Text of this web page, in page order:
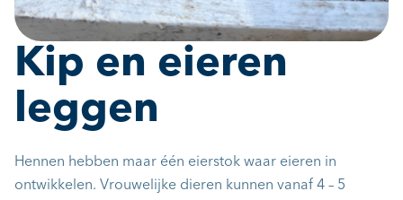
Kip en eieren
leggen
Hennen hebben maar één eierstok waar eieren in
ontwikkelen. Vrouwelijke dieren kunnen vanaf 4 – 5